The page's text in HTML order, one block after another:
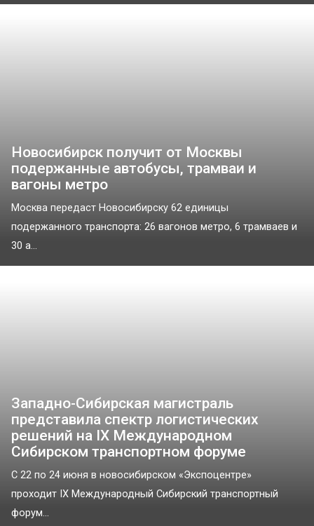
Новосибирск получит от Москвы
подержанные автобусы, трамваи и
вагоны метро
Москва передаст Новосибирску 62 единицы
подержанного транспорта: 26 вагонов метро, 6 трамваев и
30 а...
Западно-Сибирская магистраль
представила спектр логистических
решений на IX Международном
Сибирском транспортном форуме
C 22 по 24 июня в новосибирском «Экспоцентре»
проходит IX Международный Сибирский транспортный
форум...